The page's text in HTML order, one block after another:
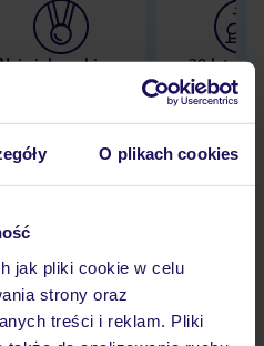
O plikach cookies
jak pliki cookie w celu
strony oraz
treści i reklam. Pliki
Największe biuro
30 lat w